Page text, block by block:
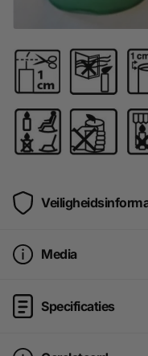
Media
Specificaties